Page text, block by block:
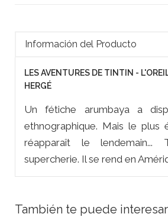
Información del Producto
LES AVENTURES DE TINTIN -
HERGÉ
Un fétiche arumbaya a
ethnographique. Mais le plus
réapparaît le lendemain...
supercherie. Il se rend en
También te puede